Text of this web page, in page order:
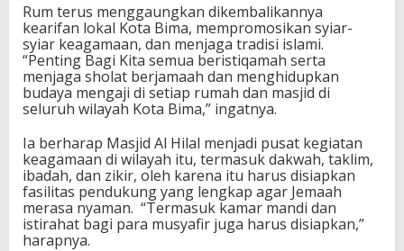
Rum terus menggaungkan dikembalikannya
kearifan lokal Kota Bima, mempromosikan syiar-
syiar keagamaan, dan menjaga tradisi islami.
“Penting Bagi Kita semua beristiqamah serta
menjaga sholat berjamaah dan menghidupkan
budaya mengaji di setiap rumah dan masjid di
seluruh wilayah Kota Bima,” ingatnya.
Ia berharap Masjid Al Hilal menjadi pusat kegiatan
keagamaan di wilayah itu, termasuk dakwah, taklim,
ibadah, dan zikir, oleh karena itu harus disiapkan
fasilitas pendukung yang lengkap agar Jemaah
merasa nyaman. “Termasuk kamar mandi dan
istirahat bagi para musyafir juga harus disiapkan,”
harapnya.